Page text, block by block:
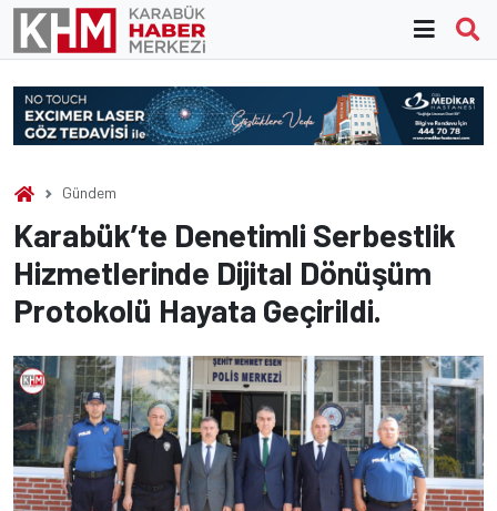
Skip
content
Gündem
Karabük’te Denetimli Serbestlik
Hizmetlerinde Dijital Dönüşüm
Protokolü Hayata Geçirildi.